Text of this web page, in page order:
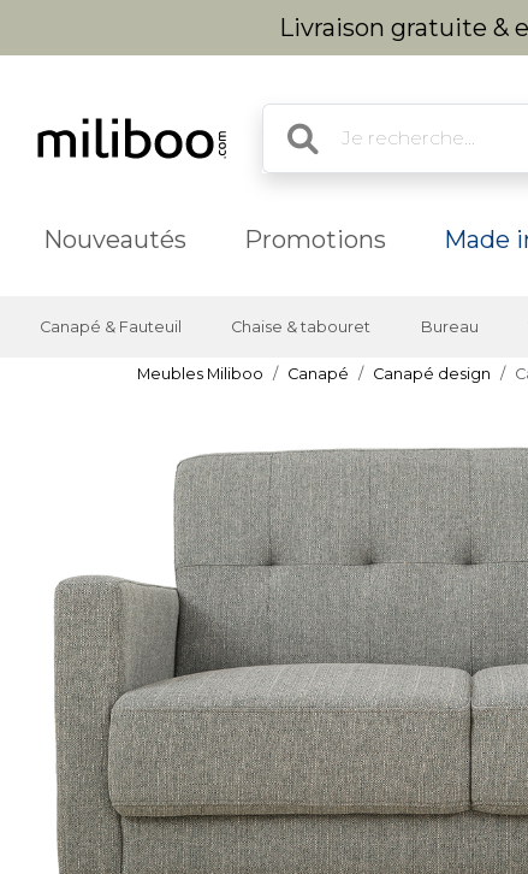
Livraison gratuite &
Nouveautés Promotions Made
Canapé & Fauteuil Chaise & tabouret Bureau
Meubles Miliboo Canapé Canapé design